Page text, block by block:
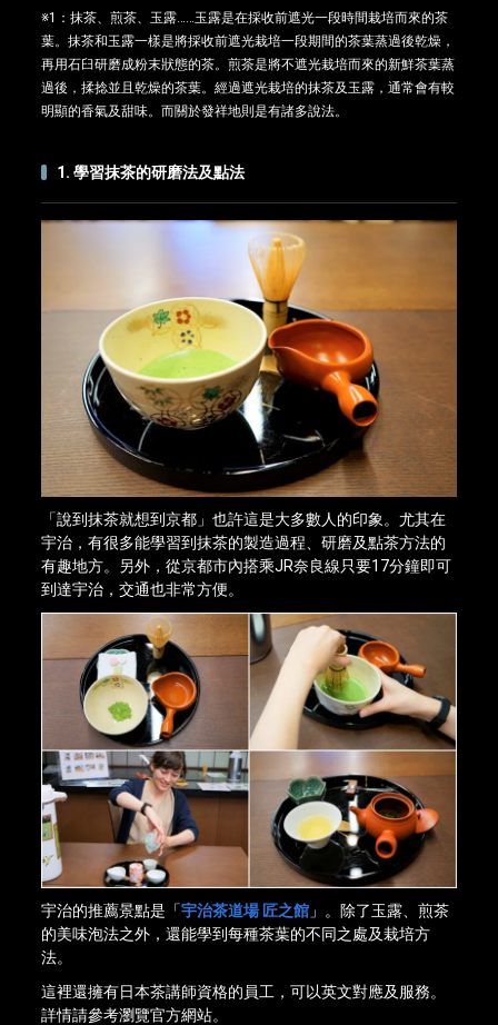
※1：抹茶、煎茶、玉露……玉露是在採收前遮光一段時間栽培而來的茶
葉。抹茶和玉露一樣是將採收前遮光栽培一段期間的茶葉蒸過後乾燥，
再用石臼研磨成粉末狀態的茶。煎茶是將不遮光栽培而來的新鮮茶葉蒸
過後，揉捻並且乾燥的茶葉。經過遮光栽培的抹茶及玉露，通常會有較
明顯的香氣及甜味。而關於發祥地則是有諸多說法。
1. 學習抹茶的研磨法及點法
「說到抹茶就想到京都」也許這是大多數人的印象。尤其在
宇治，有很多能學習到抹茶的製造過程、研磨及點茶方法的
有趣地方。另外，從京都市內搭乘JR奈良線只要17分鐘即可
到達宇治，交通也非常方便。
宇治的推薦景點是「宇治茶道場 匠之館 」。除了玉露、煎茶
的美味泡法之外，還能學到每種茶葉的不同之處及栽培方
法。
這裡還擁有日本茶講師資格的員工，可以英文對應及服務。
詳情請參考瀏覽官方網站。